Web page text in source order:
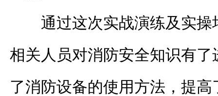
通过这次实战演练及实
相关人员对消防安全知识有
了消防设备的使用方法，提